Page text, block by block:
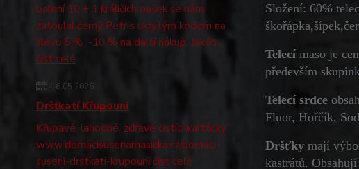
balení 10 + 1 králičích oušek se nám
zatoulal černý Petr s ukrytým kódem na
slevu 5 % -10 % na další nákup. Jakéh...
číst celé
16.05.2026
Dršťkatí Křupouni
Křupavé, lahodné, zdravé čistící kartáčky
www.domacisusenamasicka.cz/domaci-
suseni-drstkati-krupouni číst celé
Složení: 60%
Telecí maso je
především
Telecí srdce
Fluor, Hořčík,
Dršťky mají
kastrátů.